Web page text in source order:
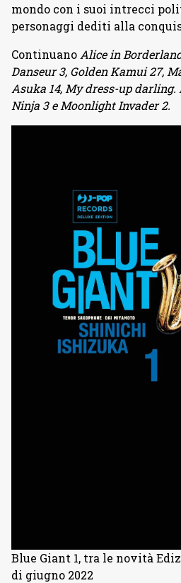
mondo con i suoi intrecci
personaggi dediti alla
Continuano Alice in
Danseur 3, Golden Kamui 27,
Asuka 14, My dress-up darling.
Ninja 3 e Moonlight Invader 2.
Blue Giant 1, tra le novità
di giugno 2022